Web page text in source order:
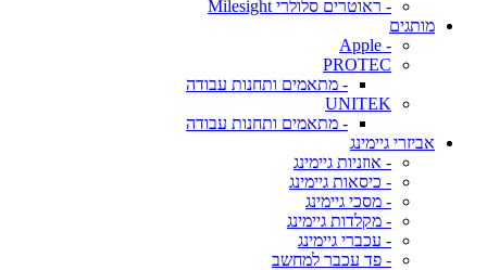
- ראוטרים סלולרי Milesight
מותגים
- Apple
PROTEC
- מתאמים ותחנות עבודה
UNITEK
- מתאמים ותחנות עבודה
אביזרי גיימינג
- אוזניות גיימינג
- כיסאות גיימינג
- מסכי גיימינג
- מקלדות גיימינג
- עכברי גיימינג
- פד עכבר למחשב